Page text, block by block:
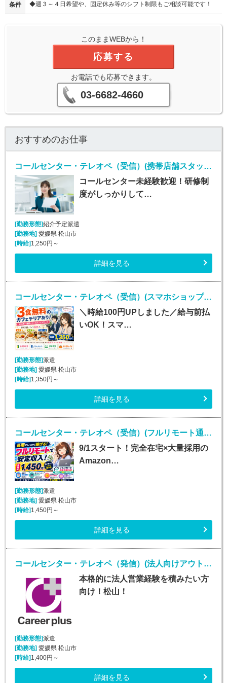
条件
◆週３～４日希望や、固定休み等のシフト制限もご相談可能です！
このままWEBから！
応募する
お電話でも応募できます。
03-6682-4660
おすすめのお仕事
コールセンター・テレオペ（受信）(携帯店舗スタッフからの電話遠隔サポート)
コールセンター未経験歓迎！研修制
度がしっかりして…
[勤務形態]紹介予定派遣
[勤務地] 愛媛県 松山市
[時給] 1,250円～
詳細を見る
コールセンター・テレオペ（受信）(スマホショップスタッフの電話サポート)
＼時給100円UPしました／給与前払
いOK！スマ…
[勤務形態]派遣
[勤務地]愛媛県 松山市
[時給]1,350円～
詳細を見る
コールセンター・テレオペ（受信）(フルリモート通販コールセンター受信)
9/1スタート！完全在宅×大量採用の
Amazon…
[勤務形態]派遣
[勤務地]愛媛県 松山市
[時給]1,450円～
詳細を見る
コールセンター・テレオペ（発信）(法人向けアウトバウンド業務/週5/9~18時)
本格的に法人営業経験を積みたい方
向け！松山！
[勤務形態]派遣
[勤務地] 愛媛県 松山市
[時給] 1,400円～
詳細を見る